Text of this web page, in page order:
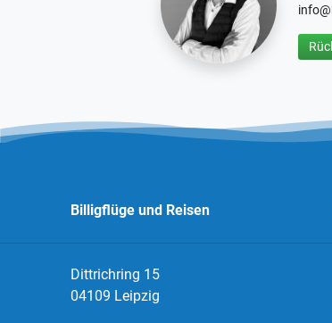
Billigflüge und Reisen
Dittrichring 15
04109 Leipzig